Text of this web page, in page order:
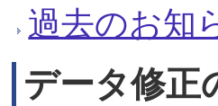
過去のお知
データ修正